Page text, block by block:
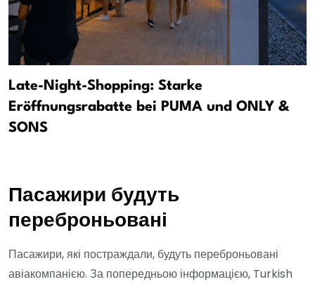
Late-Night-Shopping: Starke
Eröffnungsrabatte bei PUMA und ONLY &
SONS
Пасажири будуть
переброньовані
Пасажири, які постраждали, будуть переброньовані
авіакомпанією. За попередньою інформацією, Turkish